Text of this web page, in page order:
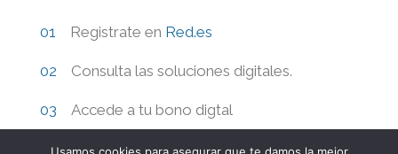
Registrate en Red.es
Consulta las soluciones digitales.
Accede a tu bono digtal